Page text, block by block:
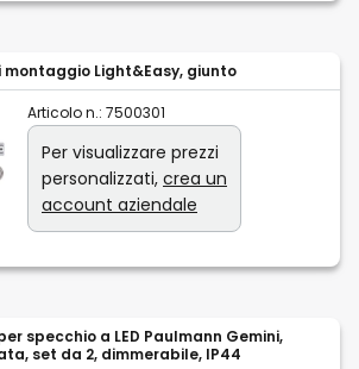
montaggio Light&Easy, giunto
Articolo n.: 7500301
Per visualizzare prezzi
personalizzati, crea un
account aziendale
specchio a LED Paulmann Gemini,
set da 2, dimmerabile, IP44